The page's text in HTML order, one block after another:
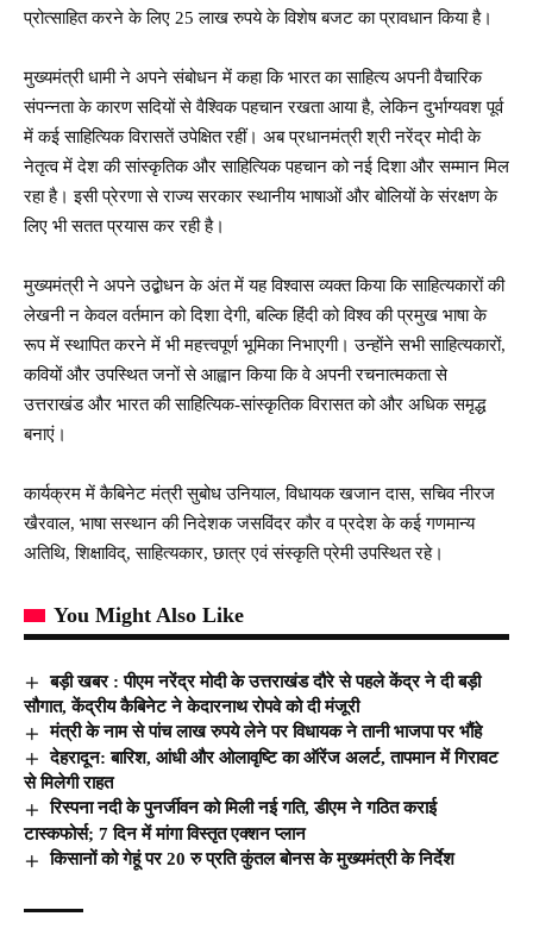
प्रोत्साहित करने के लिए 25 लाख रुपये के विशेष बजट का प्रावधान किया है।
मुख्यमंत्री धामी ने अपने संबोधन में कहा कि भारत का साहित्य अपनी वैचारिक
संपन्नता के कारण सदियों से वैश्विक पहचान रखता आया है, लेकिन दुर्भाग्यवश पूर्व
में कई साहित्यिक विरासतें उपेक्षित रहीं। अब प्रधानमंत्री श्री नरेंद्र मोदी के
नेतृत्व में देश की सांस्कृतिक और साहित्यिक पहचान को नई दिशा और सम्मान मिल
रहा है। इसी प्रेरणा से राज्य सरकार स्थानीय भाषाओं और बोलियों के संरक्षण के
लिए भी सतत प्रयास कर रही है।
मुख्यमंत्री ने अपने उद्बोधन के अंत में यह विश्वास व्यक्त किया कि साहित्यकारों की
लेखनी न केवल वर्तमान को दिशा देगी, बल्कि हिंदी को विश्व की प्रमुख भाषा के
रूप में स्थापित करने में भी महत्त्वपूर्ण भूमिका निभाएगी। उन्होंने सभी साहित्यकारों,
कवियों और उपस्थित जनों से आह्वान किया कि वे अपनी रचनात्मकता से
उत्तराखंड और भारत की साहित्यिक-सांस्कृतिक विरासत को और अधिक समृद्ध
बनाएं।
कार्यक्रम में कैबिनेट मंत्री सुबोध उनियाल, विधायक खजान दास, सचिव नीरज
खैरवाल, भाषा सस्थान की निदेशक जसविंदर कौर व प्रदेश के कई गणमान्य
अतिथि, शिक्षाविद्, साहित्यकार, छात्र एवं संस्कृति प्रेमी उपस्थित रहे।
You Might Also Like
बड़ी खबर : पीएम नरेंद्र मोदी के उत्तराखंड दौरे से पहले केंद्र ने दी बड़ी
सौगात, केंद्रीय कैबिनेट ने केदारनाथ रोपवे को दी मंजूरी
मंत्री के नाम से पांच लाख रुपये लेने पर विधायक ने तानी भाजपा पर भौंहे
देहरादून: बारिश, आंधी और ओलावृष्टि का ऑरेंज अलर्ट, तापमान में गिरावट
से मिलेगी राहत
रिस्पना नदी के पुनर्जीवन को मिली नई गति, डीएम ने गठित कराई
टास्कफोर्स; 7 दिन में मांगा विस्तृत एक्शन प्लान
किसानों को गेहूं पर 20 रु प्रति कुंतल बोनस के मुख्यमंत्री के निर्देश